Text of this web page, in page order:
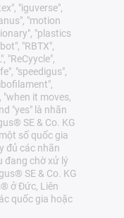
"iguverse",
"motion
"plastics
"RBTX",
"ReCyycle",
"speedigus",
"when it moves,
"yes" là nhãn
SE & Co. KG
số quốc gia
đủ các nhãn
đang chờ xử lý
SE & Co. KG
ở Đức, Liên
quốc gia hoặc